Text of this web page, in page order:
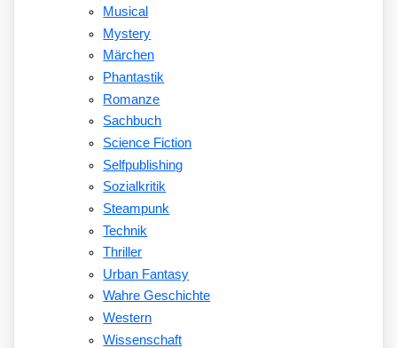
Musical
Mystery
Märchen
Phantastik
Romanze
Sachbuch
Science Fiction
Selfpublishing
Sozialkritik
Steampunk
Technik
Thriller
Urban Fantasy
Wahre Geschichte
Western
Wissenschaft